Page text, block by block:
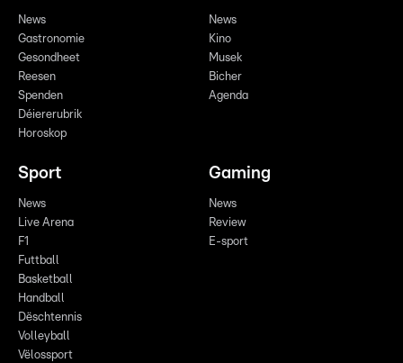
News
Gastronomie
Gesondheet
Reesen
Spenden
Déiererubrik
Horoskop
News
Kino
Musek
Bicher
Agenda
Sport
News
Live Arena
F1
Futtball
Basketball
Handball
Dëschtennis
Volleyball
Vëlossport
Gaming
News
Review
E-sport